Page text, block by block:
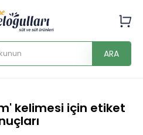
ARA
kelimesi için etiket